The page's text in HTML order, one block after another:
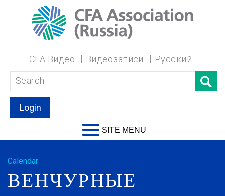
CFA Видео Видеозаписи Русский
Login
SITE MENU
Calendar
ВЕНЧУРНЫЕ